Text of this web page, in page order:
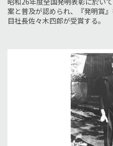
案と普及が認められ、『発明賞
目社長佐々木四郎が受賞する。